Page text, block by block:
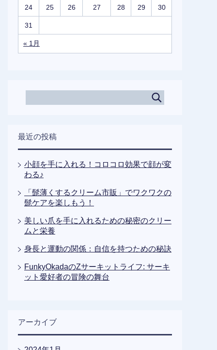
« 1月
24 25 26 27 28 29 30
31
最近の投稿
小顔を手に入れる！コロコロ効果で顔が変
わる♪
「髭薄くするクリーム市販」でワクワクの
髭ケアを楽しもう！
美しい爪を手に入れるための秘密のクリー
ムと栄養
身長と運動の関係：自信を持つための秘訣
FunkyOkadaのZサーキットライフ: サーキ
ット愛好者の冒険の舞台
アーカイブ